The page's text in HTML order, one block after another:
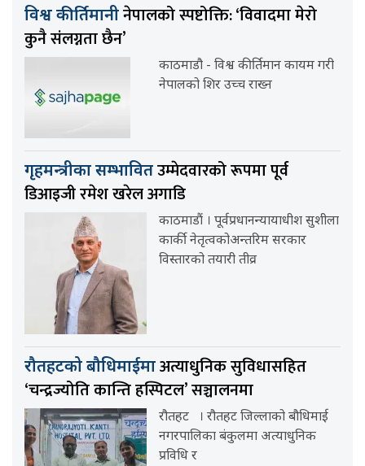
विश्व कीर्तिमानीनेपालको स्पष्टोक्ति: ‘विवादमा मेरो
कुनै संलग्नता छैन’
काठमाडौ - विश्व कीर्तिमान कायम गरी
नेपालको शिर उच्च राख्न
गृहमन्त्रीका सम्भावितउम्मेदवारको रूपमा पूर्व
डिआइजी रमेश खरेल अगाडि
काठमाडौं । पूर्वप्रधानन्यायाधीश सुशीला
कार्की नेतृत्वकोअन्तरिम सरकार
विस्तारको तयारी तीव्र
रौतहटको बौधिमाईमाअत्याधुनिक सुविधासहित
‘चन्द्रज्योति कान्ति हस्पिटल’ सञ्चालनमा
रौतहट । रौतहट जिल्लाको बौधिमाई
नगरपालिका बंकुलमा अत्याधुनिक
प्रविधि र